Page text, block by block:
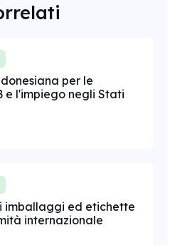
per le
e l'impiego negli Stati
imballaggi ed etichette
internazionale